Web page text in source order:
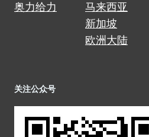
奥力给力
马来西亚
新加坡
欧洲大陆
关注公众号